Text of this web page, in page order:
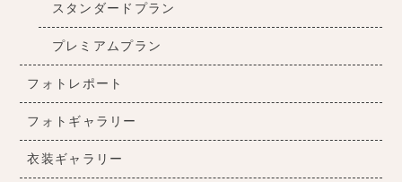
スタンダードプラン
プレミアムプラン
フォトレポート
フォトギャラリー
衣装ギャラリー